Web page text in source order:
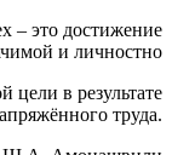
– это достижение
и личностно
цели в результате
труда.